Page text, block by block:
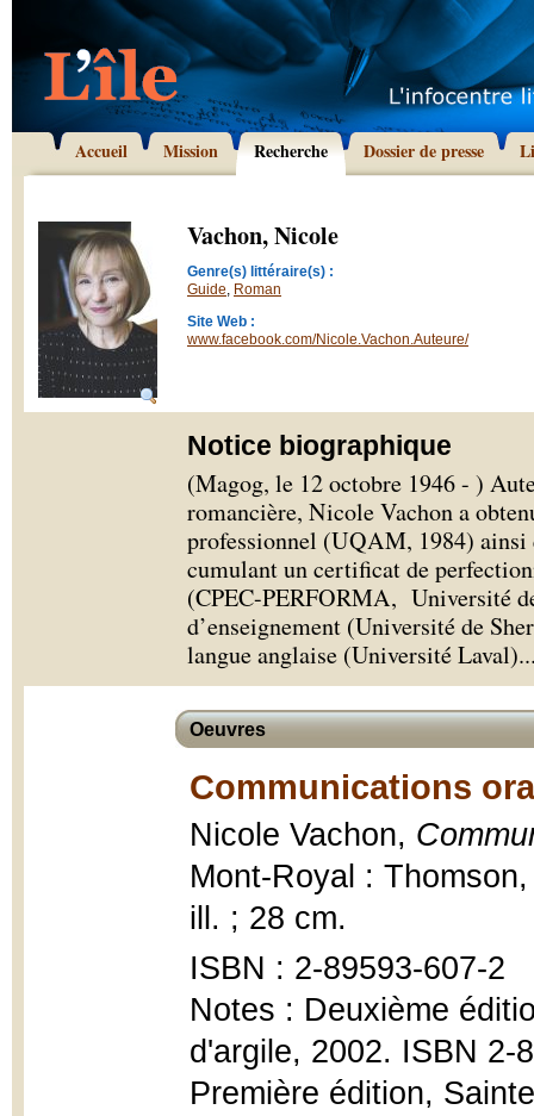
Accueil Mission Recherche Dossier de presse
Vachon, Nicole
Genre(s) littéraire(s) :
Guide, Roman
Site Web :
www.facebook.com/Nicole.Vachon.Auteure/
Notice biographique
(Magog, le 12 octobre 1946 - )
romancière, Nicole Vachon a
professionnel (UQAM, 1984) ainsi
cumulant un certificat de
(CPEC-PERFORMA, Université
d’enseignement (Université de
langue anglaise (Université Laval).
Oeuvres
Communications
Nicole Vachon,
Mont-Royal :
ill. ; 28 cm.
ISBN : 2-89593-607-2
Notes : Deuxième
d'argile, 2002. ISBN 2-
Première édition,